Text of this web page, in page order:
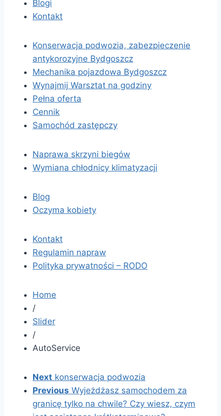
Blogi
Kontakt
Konserwacja podwozia, zabezpieczenie
antykorozyjne Bydgoszcz
Mechanika pojazdowa Bydgoszcz
Wynajmij Warsztat na godziny
Pełna oferta
Cennik
Samochód zastępczy
Naprawa skrzyni biegów
Wymiana chłodnicy klimatyzacji
Blog
Oczyma kobiety
Kontakt
Regulamin napraw
Polityka prywatności – RODO
Home
/
Slider
/
AutoService
Next konserwacja podwozia
Previous Wyjeżdżasz samochodem za
granicę tylko na chwile? Czy wiesz, czym